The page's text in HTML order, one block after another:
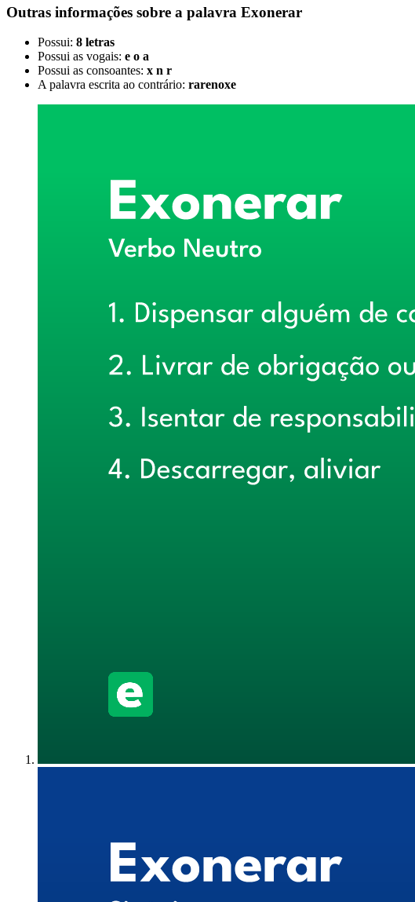
Outras informações sobre a palavra Exonerar
Possui: 8 letras
Possui as vogais: e o a
Possui as consoantes: x n r
A palavra escrita ao contrário: rarenoxe